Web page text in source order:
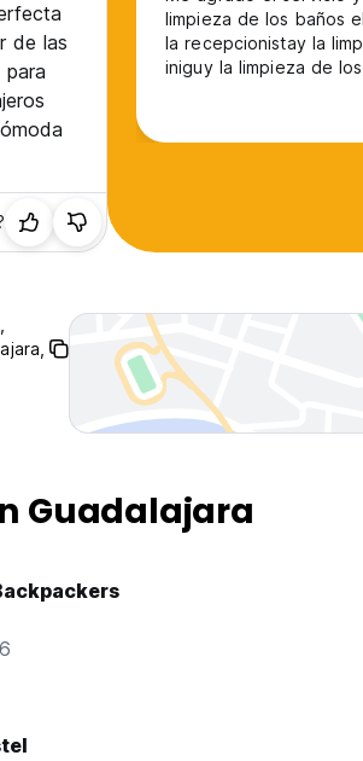
de las
para
limpieza de los baños
la recepcionistay la
iniguy la limpieza de
una terraza muyy una
se puedey una
muy bonita donde se
Guadalajara